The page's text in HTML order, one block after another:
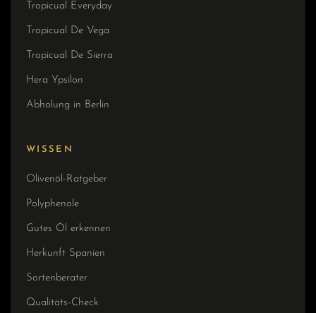
Tropicual Everyday
Tropicual De Vega
Tropicual De Sierra
Hera Ypsilon
Abholung in Berlin
WISSEN
Olivenöl-Ratgeber
Polyphenole
Gutes Öl erkennen
Herkunft Spanien
Sortenberater
Qualitäts-Check